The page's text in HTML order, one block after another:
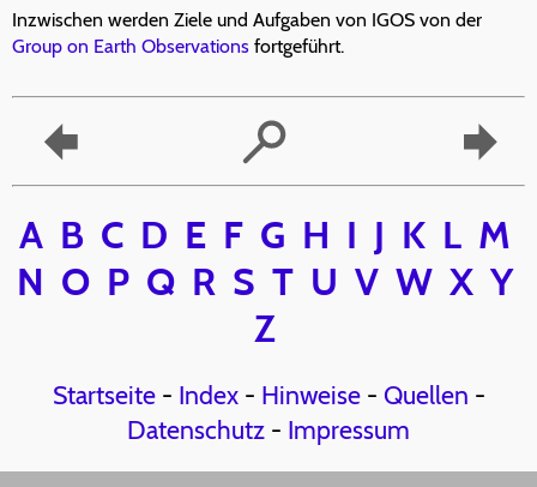
Inzwischen werden Ziele und Aufgaben von IGOS von der
Group on Earth Observations fortgeführt.
A B C D E F G H I J K L M
N O P Q R S T U V W X Y
Z
Startseite- Index- Hinweise- Quellen -
Datenschutz - Impressum